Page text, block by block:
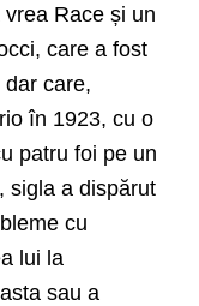
Race și un
care a fost
dar care,
în 1923, cu o
patru foi pe un
sigla a dispărut
cu
lui la
sau a